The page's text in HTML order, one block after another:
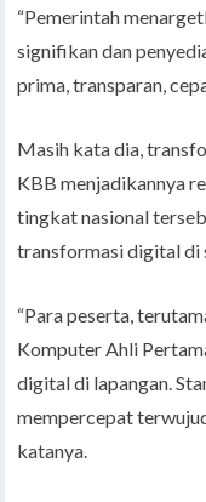
“Pemerintah
signifikan dan
prima, transparan,
Masih kata dia,
KBB menjadikannya
tingkat nasional
transformasi digital di
“Para peserta,
Komputer Ahli
digital di lapangan.
mempercepat
katanya.